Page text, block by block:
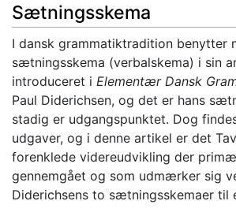
Sætningsskema
I dansk grammatiktradition benytter
sætningsskema (verbalskema) i sin
introduceret i Elementær Dansk
Paul Diderichsen, og det er hans
stadig er udgangspunktet. Dog
udgaver, og i denne artikel er det
forenklede videreudvikling der
gennemgået og som udmærker sig
Diderichsens to sætningsskemaer til